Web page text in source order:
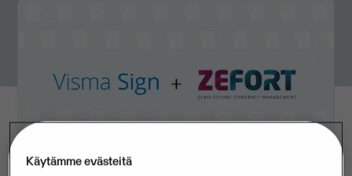
Käytämme evästeitä